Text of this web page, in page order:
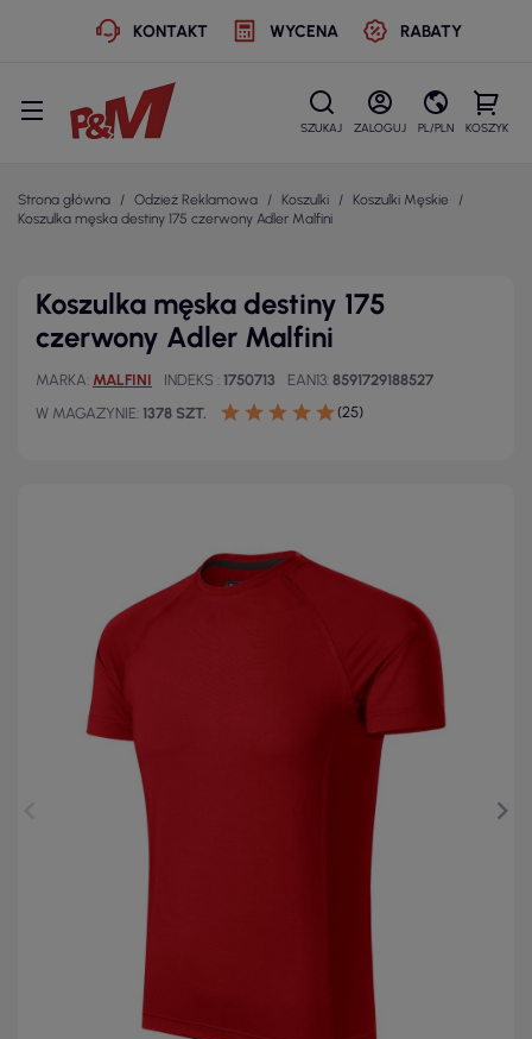
KONTAKT WYCENA RABATY
SZUKAJ ZALOGUJ PL/PLN KOSZYK
Strona główna Odzież Reklamowa Koszulki
Koszulki Męskie
Koszulka męska destiny 175 czerwony Adler Malfini
Koszulka męska destiny 175
czerwony Adler Malfini
MARKA MALFINI INDEKS 1750713 EAN13 8591729188527
W MAGAZYNIE 1378 SZT. (25)